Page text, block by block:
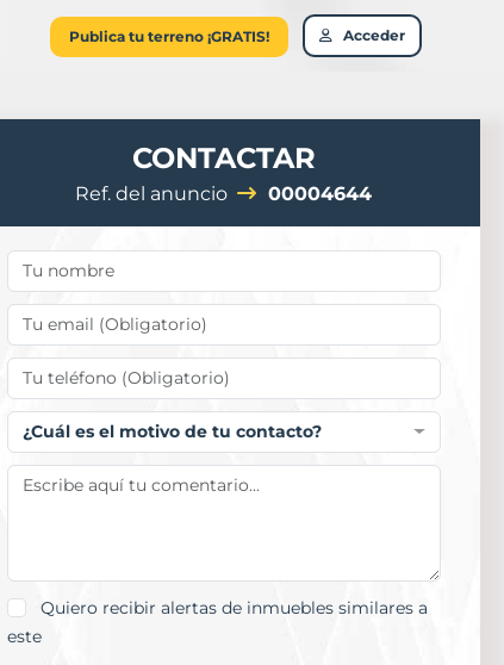
Publica tu terreno ¡GRATIS! Acceder
CONTACTAR
Ref. del anuncio 00004644
¿Cuál es el motivo de tu contacto?
Quiero recibir alertas de inmuebles similares a
este